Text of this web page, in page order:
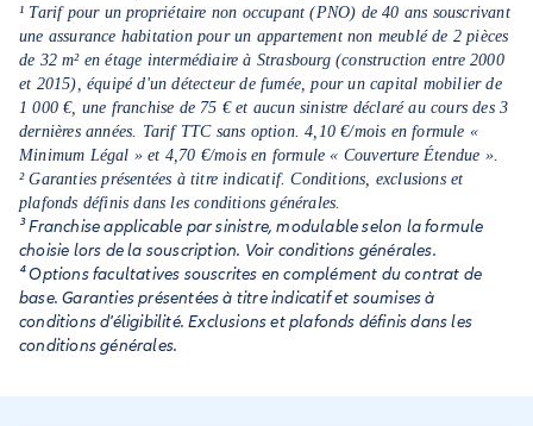
¹ Tarif pour un propriétaire non occupant (PNO) de 40 ans souscrivant
une assurance habitation pour un appartement non meublé de 2 pièces
de 32 m² en étage intermédiaire à Strasbourg (construction entre 2000
et 2015), équipé d'un détecteur de fumée, pour un capital mobilier de
1 000 €, une franchise de 75 € et aucun sinistre déclaré au cours des 3
dernières années. Tarif TTC sans option. 4,10 €/mois en formule «
Minimum Légal » et 4,70 €/mois en formule « Couverture Étendue ».
² Garanties présentées à titre indicatif. Conditions, exclusions et
plafonds définis dans les conditions générales.
³ Franchise applicable par sinistre, modulable selon la formule
choisie lors de la souscription. Voir conditions générales.
⁴ Options facultatives souscrites en complément du contrat de
base. Garanties présentées à titre indicatif et soumises à
conditions d'éligibilité. Exclusions et plafonds définis dans les
conditions générales.